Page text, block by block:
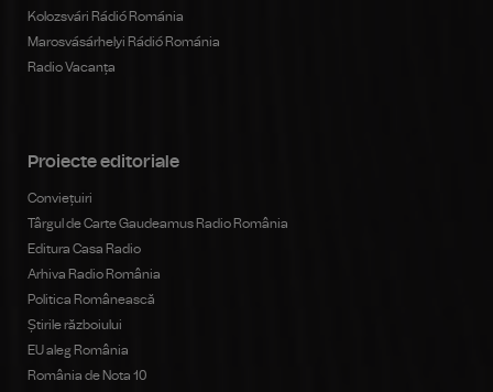
Kolozsvári Rádió Románia
Marosvásárhelyi Rádió Románia
Radio Vacanța
Proiecte editoriale
Conviețuiri
Târgul de Carte Gaudeamus Radio România
Editura Casa Radio
Arhiva Radio România
Politica Românească
Știrile războiului
EU aleg România
România de Nota 10